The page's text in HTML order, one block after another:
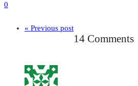
0
« Previous post
14 Comments